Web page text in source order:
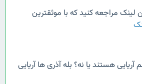
لینک مراجعه کنید که با موثقترین
آریایی هستند یا نه؟ بله آذری ها آریایی